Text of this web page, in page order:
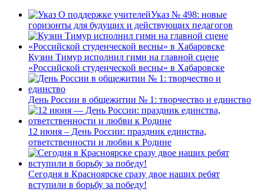
Указ № 498: новые
горизонты для будущих и действующих педагогов
Кузин Тимур исполнил гимн на главной сцене
«Российской студенческой весны» в Хабаровске
День России в общежитии № 1: творчество и единство
12 июня – День России: праздник единства,
ответственности и любви к Родине
Сегодня в Красноярске сразу двое наших ребят
вступили в борьбу за победу!